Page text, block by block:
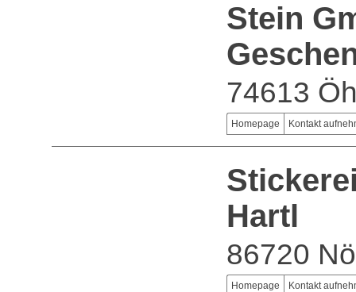
Stein
74613
Homepage Kontakt
Hartl
86720
Homepage Kontakt